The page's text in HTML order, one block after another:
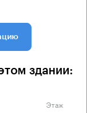
здании:
Этаж